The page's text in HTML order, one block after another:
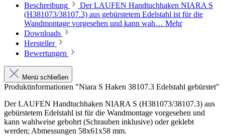
Beschreibung
Der LAUFEN Handtuchhaken NIARA S
(H381073/38107.3) aus gebürstetem Edelstahl ist für die
Wandmontage vorgesehen und kann wah… Mehr
Downloads
Hersteller
Bewertungen
Menü schließen
Produktinformationen "Niara S Haken 38107.3 Edelstahl gebürstet"
Der LAUFEN Handtuchhaken NIARA S (H381073/38107.3) aus
gebürstetem Edelstahl ist für die Wandmontage vorgesehen und
kann wahlweise gebohrt (Schrauben inklusive) oder geklebt
werden; Abmessungen 58x61x58 mm.